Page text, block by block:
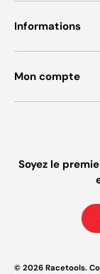
Informations
Mon compte
Soyez le
© 2026 Racetools.